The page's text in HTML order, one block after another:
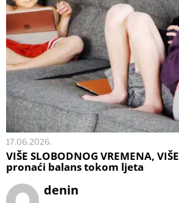
17.06.2026.
VIŠE SLOBODNOG VREMENA,
pronaći balans tokom ljeta
denin